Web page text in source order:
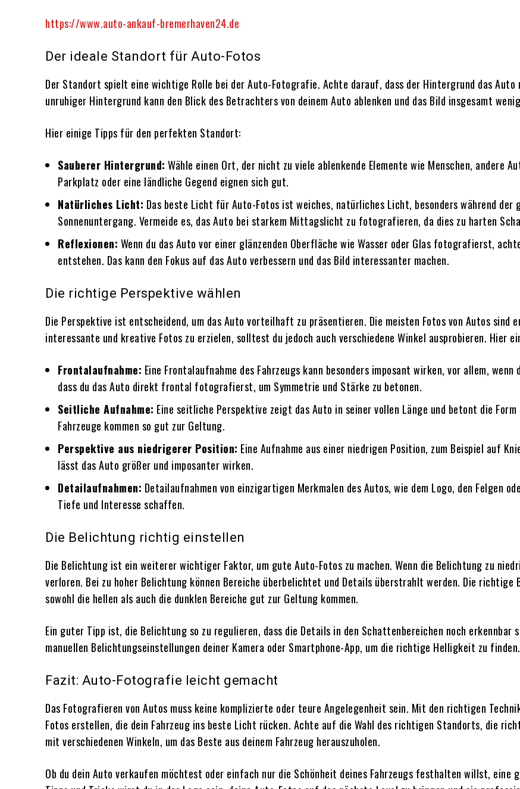
https://www.auto-ankauf-bremerhaven24.de
Der ideale Standort für Auto-Fotos
Der Standort spielt eine wichtige Rolle bei der Auto-Fotografie. Achte darauf, dass der Hintergrund das
unruhiger Hintergrund kann den Blick des Betrachters von deinem Auto ablenken und das Bild insgesamt
Hier einige Tipps für den perfekten Standort:
Sauberer Hintergrund: Wähle einen Ort, der nicht zu viele ablenkende Elemente wie Menschen, andere
Parkplatz oder eine ländliche Gegend eignen sich gut.
Natürliches Licht: Das beste Licht für Auto-Fotos ist weiches, natürliches Licht, besonders während der
Sonnenuntergang. Vermeide es, das Auto bei starkem Mittagslicht zu fotografieren, da dies zu harten
Reflexionen: Wenn du das Auto vor einer glänzenden Oberfläche wie Wasser oder Glas fotografierst,
entstehen. Das kann den Fokus auf das Auto verbessern und das Bild interessanter machen.
Die richtige Perspektive wählen
Die Perspektive ist entscheidend, um das Auto vorteilhaft zu präsentieren. Die meisten Fotos von Autos sind
interessante und kreative Fotos zu erzielen, solltest du jedoch auch verschiedene Winkel ausprobieren. Hier
Frontalaufnahme: Eine Frontalaufnahme des Fahrzeugs kann besonders imposant wirken, vor allem,
dass du das Auto direkt frontal fotografierst, um Symmetrie und Stärke zu betonen.
Seitliche Aufnahme: Eine seitliche Perspektive zeigt das Auto in seiner vollen Länge und betont die
Fahrzeuge kommen so gut zur Geltung.
Perspektive aus niedrigerer Position: Eine Aufnahme aus einer niedrigen Position, zum Beispiel auf
lässt das Auto größer und imposanter wirken.
Detailaufnahmen: Detailaufnahmen von einzigartigen Merkmalen des Autos, wie dem Logo, den Felgen
Tiefe und Interesse schaffen.
Die Belichtung richtig einstellen
Die Belichtung ist ein weiterer wichtiger Faktor, um gute Auto-Fotos zu machen. Wenn die Belichtung zu
verloren. Bei zu hoher Belichtung können Bereiche überbelichtet und Details überstrahlt werden. Die
sowohl die hellen als auch die dunklen Bereiche gut zur Geltung kommen.
Ein guter Tipp ist, die Belichtung so zu regulieren, dass die Details in den Schattenbereichen noch
manuellen Belichtungseinstellungen deiner Kamera oder Smartphone-App, um die richtige Helligkeit zu finden.
Fazit: Auto-Fotografie leicht gemacht
Das Fotografieren von Autos muss keine komplizierte oder teure Angelegenheit sein. Mit den richtigen
Fotos erstellen, die dein Fahrzeug ins beste Licht rücken. Achte auf die Wahl des richtigen Standorts, die
mit verschiedenen Winkeln, um das Beste aus deinem Fahrzeug herauszuholen.
Ob du dein Auto verkaufen möchtest oder einfach nur die Schönheit deines Fahrzeugs festhalten willst,